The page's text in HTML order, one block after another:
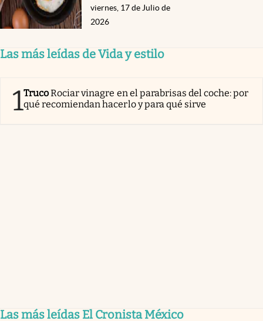
viernes, 17 de Julio de
2026
Las más leídas de Vida y estilo
1TrucoRociar vinagre en el parabrisas del coche: por
qué recomiendan hacerlo y para qué sirve
Las más leídas El Cronista México